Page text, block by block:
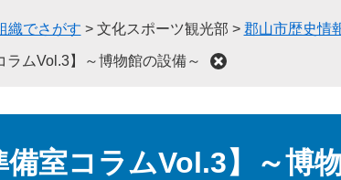
織でさがす > 文化スポーツ観光部 > 郡山市歴史情
ラムVol.3】～博物館の設備～
備室コラムVol.3】～博